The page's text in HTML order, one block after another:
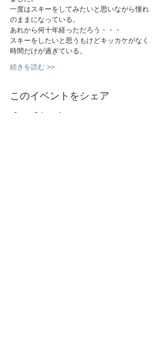
一度はスキーをしてみたいと思いながら憧れ
のままになっている。
あれから何十年経っただろう・・・
スキーをしたいと思うもけどキッカケがなく
時間だけが過ぎている。
続きを読む >>
このイベントをシェア